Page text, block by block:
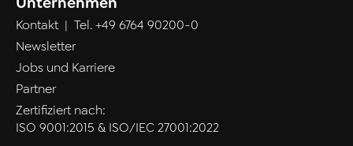
Kontakt| Tel. +49 6764 90200-0
Newsletter
Jobs und Karriere
Partner
Zertifiziert nach:
ISO 9001:2015 & ISO/IEC 27001:2022